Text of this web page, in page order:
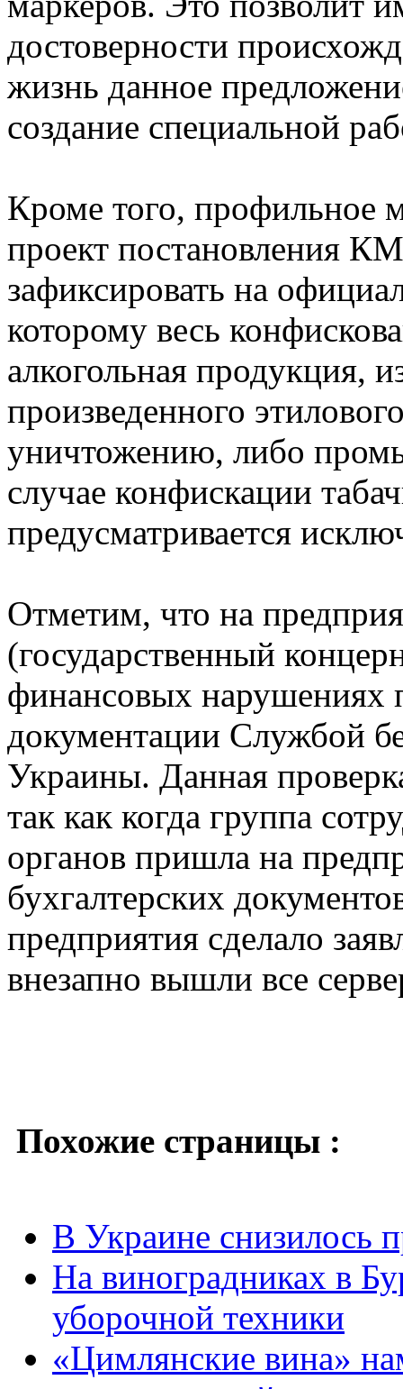
достоверности
жизнь данное
создание специальной
Кроме того, профильное
проект постановления
зафиксировать на
которому весь
алкогольная продукция,
произведенного
уничтожению, либо
случае конфискации
предусматривается
Отметим, что на
(государственный
финансовых нарушениях
документации Службой
Украины. Данная
так как когда группа
органов пришла на
бухгалтерских
предприятия сделало
внезапно вышли все
Похожие страницы :
В Украине снизилось
На виноградниках в
уборочной техники
«Цимлянские вина»